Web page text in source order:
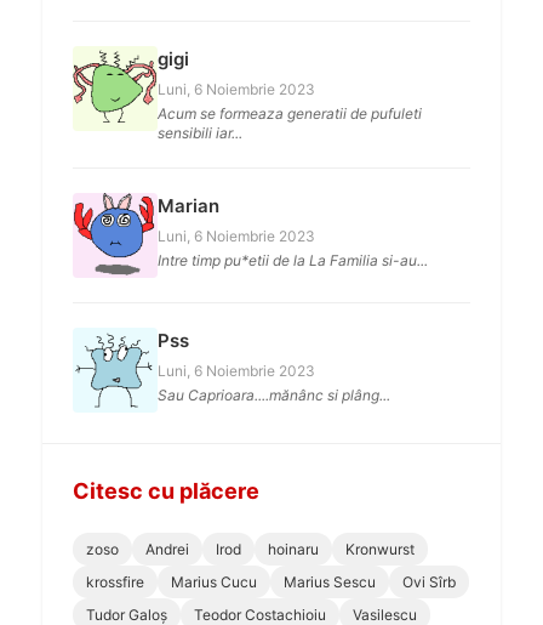
gigi
Luni, 6 Noiembrie 2023
Acum se formeaza generatii de pufuleti
sensibili iar...
Marian
Luni, 6 Noiembrie 2023
Intre timp pu*etii de la La Familia si-au...
Pss
Luni, 6 Noiembrie 2023
Sau Caprioara....mănânc si plâng...
Citesc cu plăcere
zoso Andrei Irod hoinaru
Kronwurst
krossfire
Marius Cucu Marius Sescu
Ovi Sîrb
Tudor Galoș
Teodor Costachioiu
Vasilescu